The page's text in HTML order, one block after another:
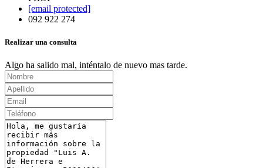
[email protected]
092 922 274
Realizar una consulta
Algo ha salido mal, inténtalo de nuevo mas tarde.